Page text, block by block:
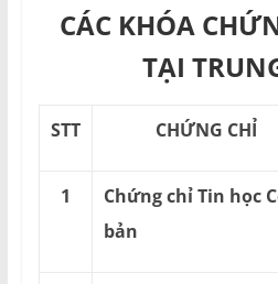
CÁC KHÓA
TẠI
STT CHỨNG CHỈ
1
Chứng chỉ Tin học
bản